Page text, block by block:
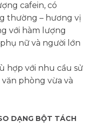
cafein, có
thường – hương vị
với hàm lượng
nữ và người lớn
hợp với nhu cầu sử
phòng vừa và
DẠNG BỘT TÁCH